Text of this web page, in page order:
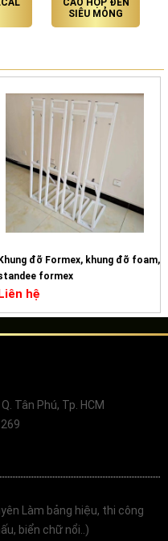
CÁO HỘP ĐÈN
SIÊU MỎNG
đỡ Formex, khung đỡ foam,
formex
hệ
Tân Phú, Tp. HCM
Làm bảng hiệu, thi công
biển chữ nổi..)